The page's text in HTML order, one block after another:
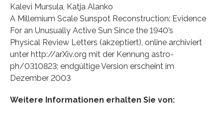
Kalevi Mursula, Katja Alanko
A Millemium Scale Sunspot Reconstruction: Evidence
For an Unusually Active Sun Since the 1940’s
Physical Review Letters (akzeptiert), online archiviert
unter http://arXiv.org mit der Kennung astro-
ph/0310823; endgültige Version erscheint im
Dezember 2003
Weitere Informationen erhalten Sie von: